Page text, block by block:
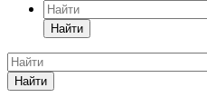
Найти
Найти